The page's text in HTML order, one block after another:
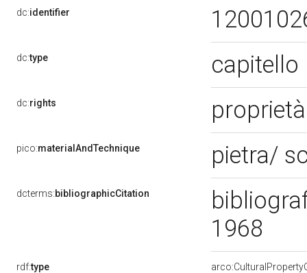
dc:identifier
dc:type capitello
dc:rights
pico:materialAndTechnique pietra/
dcterms:bibliographicCitation
1968
rdf:type